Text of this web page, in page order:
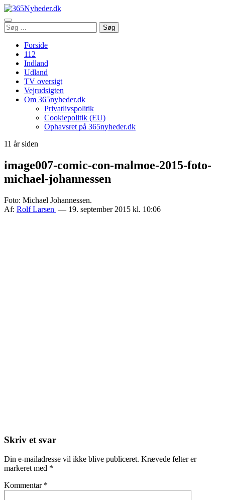
Åbn
menu
Søg
efter:
Søg
Forside
112
Indland
Udland
TV oversigt
Vejrudsigten
Om 365nyheder.dk
Privatlivspolitik
Cookiepolitik (EU)
Ophavsret på 365nyheder.dk
11 år siden
image007-comic-con-malmoe-2015-foto-
michael-johannessen
Foto: Michael Johannessen.
Af: Rolf Larsen — 19. september 2015 kl. 10:06
Skriv et svar
Din e-mailadresse vil ikke blive publiceret. Krævede felter er
markeret med *
Kommentar *